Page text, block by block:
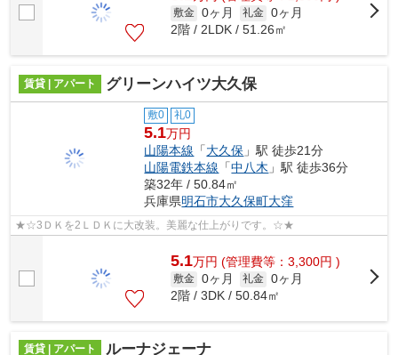
敷金 0ヶ月 礼金 0ヶ月
2階 / 2LDK / 51.26㎡
賃貸 | アパート グリーンハイツ大久保
敷0 礼0
5.1万円
山陽本線 「大久保 」駅 徒歩21分
山陽電鉄本線 「中八木 」駅 徒歩36分
築32年 / 50.84㎡
兵庫県明石市大久保町大窪
★☆3ＤＫを2ＬＤＫに大改装。美麗な仕上がりです。☆★
5.1万円 (管理費等：3,300円 )
敷金 0ヶ月 礼金 0ヶ月
2階 / 3DK / 50.84㎡
賃貸 | アパート ルーナジェーナ